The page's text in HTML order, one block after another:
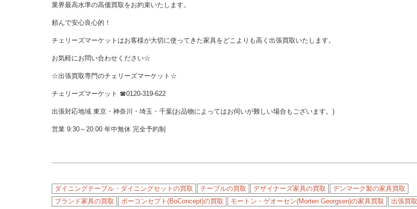
業界最高水準の高価買取をお約束いたします。
頼んで安心良心的！
チェリーズマーケットはお客様が大切に使ってきた家具をどこよりも高く出張買取いたします。
お気軽にお問い合わせください☆
☆出張買取専門のチェリーズマーケット☆
チェリーズマーケット ☎︎0120-319-622
出張対応地域 東京・神奈川・埼玉・千葉(お品物によってはお伺いが難しい場合もございます。)
営業 9:30～20:00 年中無休 完全予約制
ダイニングテーブル・ダイニングセットの買取 テーブルの買取 デザイナーズ家具の買取
デンマーク製の家具買取
ブランド家具の買取
ボーコンセプト(BoConcept)の買取 モートン・ゲオーセン(Morten Georgsen)の家具買取
出張買取